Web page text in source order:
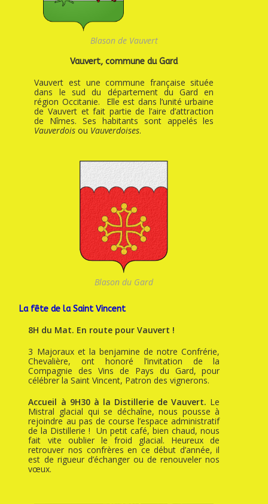
Blason de Vauvert
Vauvert, commune du Gard
Vauvert est une commune française située
dans le sud du département du Gard en
région Occitanie. Elle est dans l’unité urbaine
de Vauvert et fait partie de l’aire d’attraction
de Nîmes. Ses habitants sont appelés les
Vauverdois ou Vauverdoises.
Blason du Gard
La fête de la Saint Vincent
8H du Mat. En route pour Vauvert !
3 Majoraux et la benjamine de notre Confrérie,
Chevalière, ont honoré l’invitation de la
Compagnie des Vins de Pays du Gard, pour
célébrer la Saint Vincent, Patron des vignerons.
Accueil à 9H30 à la Distillerie de Vauvert. Le
Mistral glacial qui se déchaîne, nous pousse à
rejoindre au pas de course l’espace administratif
de la Distillerie ! Un petit café, bien chaud, nous
fait vite oublier le froid glacial. Heureux de
retrouver nos confrères en ce début d’année, il
est de rigueur d’échanger ou de renouveler nos
vœux.